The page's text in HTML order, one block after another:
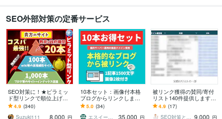
SEO外部対策の定番サービス
SEO対策に！★ピラミッ
ド型リンクで順位上げま
す 最強コスパ★20の政
府・教育機関から被リン
クを！
4.9 (340)
Suzuki111
8,000 円
10本セット：画像付本格
ブログからリンクします
最大30本まで提供可能！
本格的なブログからのナ
チュラルリンク
5.0 (34)
エスイーオーストア（SEO STORE）
35,000 円
被リンク獲得の賛同/寄付
リスト140件提供します
高DRサイトからの被リン
クでドメインを一気に強
くする！
4.9 (17)
SEO対策と被リンクを考える会 9,000 円